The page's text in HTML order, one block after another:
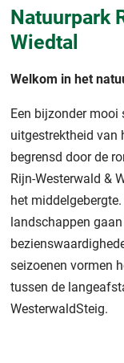
Natuurpark
Wiedtal
Welkom in het
Een bijzonder mooi
uitgestrektheid van
begrensd door de
Rijn-Westerwald &
het
landschappen
seizoenen vormen
tussen de
WesterwaldSteig.